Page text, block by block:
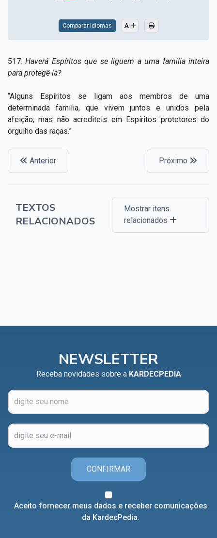
Comparar Idiomas
517.Haverá Espíritos que se liguem a uma família inteira
para protegê-la?
“Alguns Espíritos se ligam aos membros de uma
determinada família, que vivem juntos e unidos pela
afeição; mas não acrediteis em Espíritos protetores do
orgulho das raças.”
Anterior Próximo
TEXTOS
RELACIONADOS
Mostrar itens
relacionados
NEWSLETTER
Receba novidades sobre a KARDECPEDIA
CONFIRMAR
Aceito fornecer meus dados e receber comunicações
da KardecPedia.